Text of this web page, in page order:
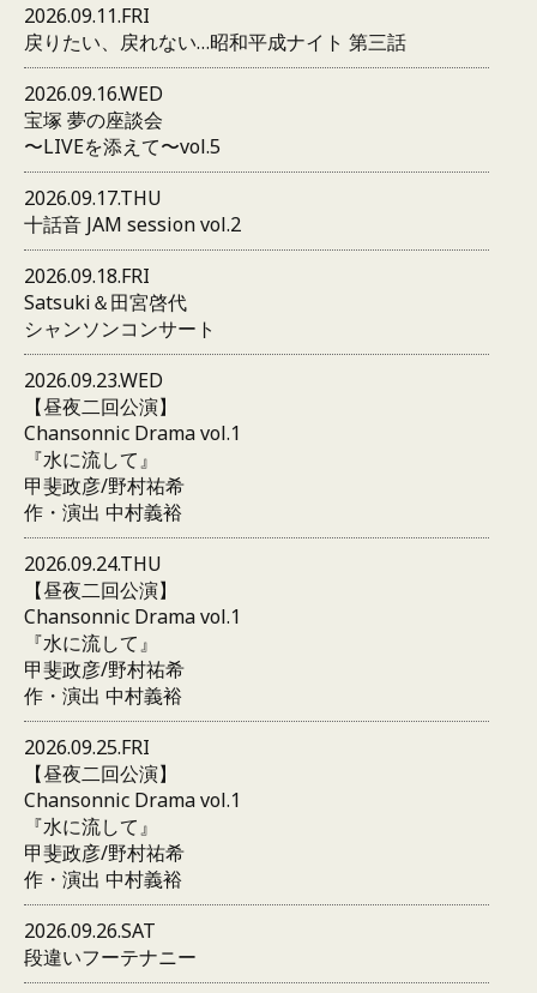
2026.09.11.FRI
戻りたい、戻れない…昭和平成ナイト 第三話
2026.09.16.WED
宝塚 夢の座談会
〜LIVEを添えて〜vol.5
2026.09.17.THU
十話音 JAM session vol.2
2026.09.18.FRI
Satsuki＆田宮啓代
シャンソンコンサート
2026.09.23.WED
【昼夜二回公演】
Chansonnic Drama vol.1
『水に流して』
甲斐政彦/野村祐希
作・演出 中村義裕
2026.09.24.THU
【昼夜二回公演】
Chansonnic Drama vol.1
『水に流して』
甲斐政彦/野村祐希
作・演出 中村義裕
2026.09.25.FRI
【昼夜二回公演】
Chansonnic Drama vol.1
『水に流して』
甲斐政彦/野村祐希
作・演出 中村義裕
2026.09.26.SAT
段違いフーテナニー